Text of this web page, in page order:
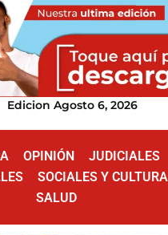
Edicion Agosto 6, 2026
OPINIÓN
JUDICIALES
SOCIALES Y CULTURA
SALUD